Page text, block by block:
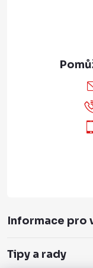
Informace pro
Tipy a rady